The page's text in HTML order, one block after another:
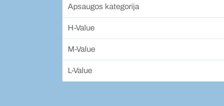
Apsaugos kategorija
H-Value
M-Value
L-Value